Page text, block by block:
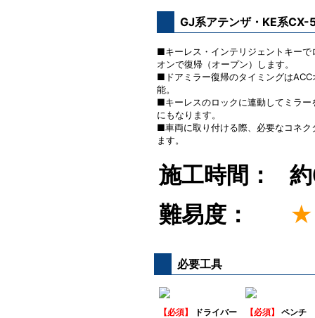
GJ系アテンザ・KE系CX-
■キーレス・インテリジェントキー
オンで復帰（オープン）します。
■ドアミラー復帰のタイミングは
能。
■キーレスのロックに連動してミラ
にもなります。
■車両に取り付ける際、必要なコネ
ます。
施工時間：
難易度：
必要工具
【必須】 ドライバー 【必須】 ペンチ